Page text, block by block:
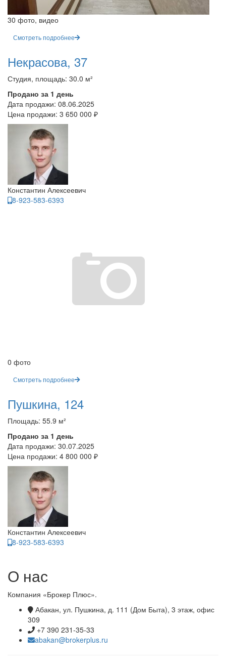
30 фото, видео
Смотреть подробнее
Некрасова, 37
Студия, площадь: 30.0 м²
Продано за 1 день
Дата продажи: 08.06.2025
Цена продажи: 3 650 000 ₽
Константин Алексеевич
8-923-583-6393
0 фото
Смотреть подробнее
Пушкина, 124
Площадь: 55.9 м²
Продано за 1 день
Дата продажи: 30.07.2025
Цена продажи: 4 800 000 ₽
Константин Алексеевич
8-923-583-6393
О нас
Компания «Брокер Плюс».
Абакан, ул. Пушкина, д. 111 (Дом Быта), 3 этаж, офис
309
+7 390 231-35-33
abakan@brokerplus.ru